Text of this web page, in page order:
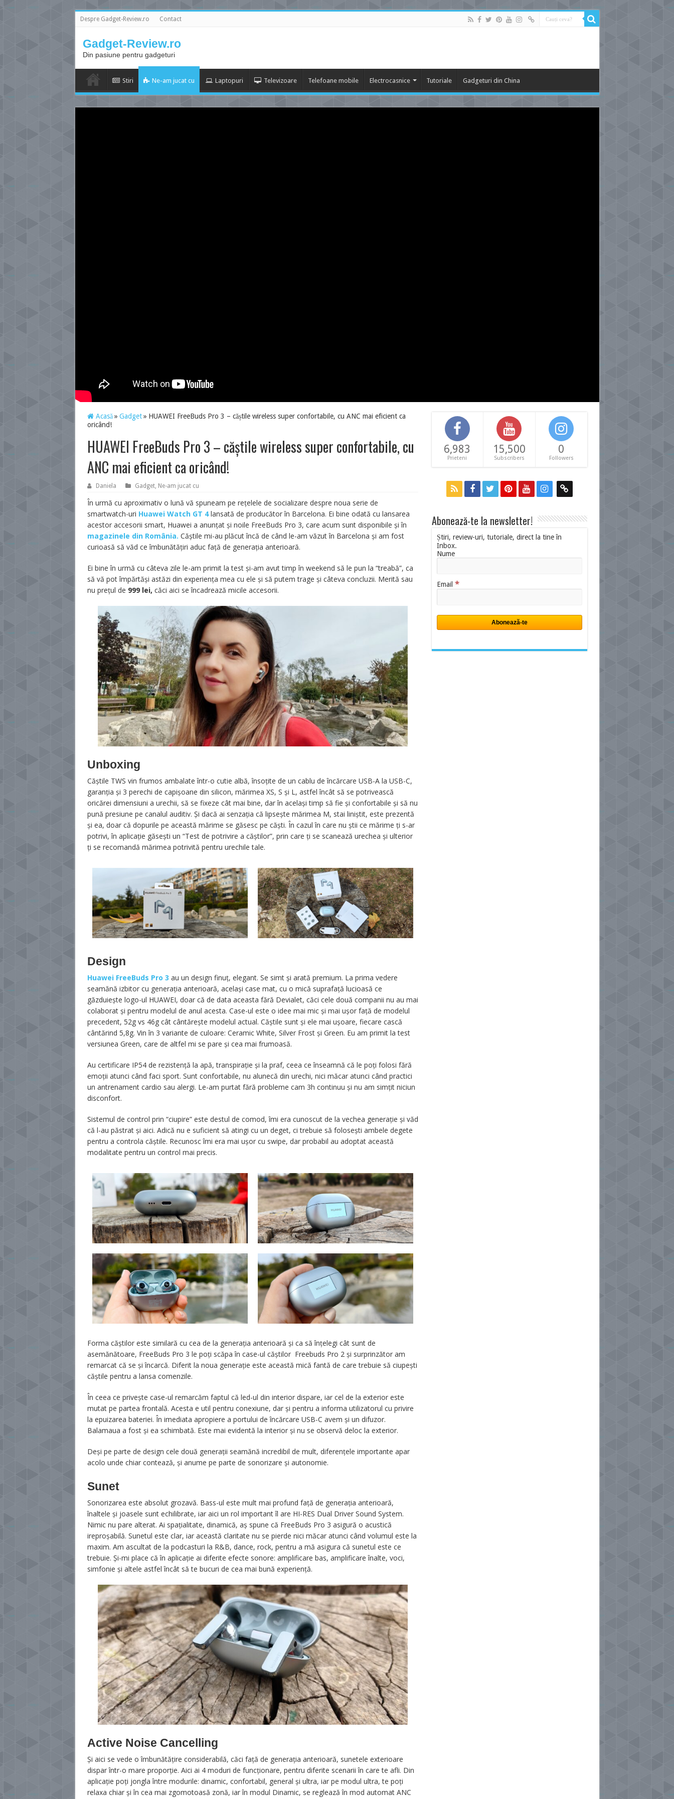
Despre Gadget-Review.ro Contact
Gadget-Review.ro
Din pasiune pentru gadgeturi
Stiri Ne-am jucat cu Laptopuri Televizoare Telefoane mobile Electrocasnice Tutoriale Gadgeturi din China
Acasă » Gadget » HUAWEI FreeBuds Pro 3 – căștile wireless super confortabile, cu ANC mai eficient ca
oricând!
HUAWEI FreeBuds Pro 3 – căștile wireless super confortabile, cu
ANC mai eficient ca oricând!
Daniela Gadget, Ne-am jucat cu
În urmă cu aproximativ o lună vă spuneam pe rețelele de socializare despre noua serie de
smartwatch-uri Huawei Watch GT 4lansată de producător în Barcelona. Ei bine odată cu lansarea
acestor accesorii smart, Huawei a anunțat și noile FreeBuds Pro 3, care acum sunt disponibile și în
magazinele din România. Căștile mi-au plăcut încă de când le-am văzut în Barcelona și am fost
curioasă să văd ce îmbunătățiri aduc față de generația anterioară.
Ei bine în urmă cu câteva zile le-am primit la test și-am avut timp în weekend să le pun la “treabă”, ca
să vă pot împărtăși astăzi din experiența mea cu ele și să putem trage și câteva concluzii. Merită sau
nu prețul de 999 lei, căci aici se încadrează micile accesorii.
Unboxing
Căștile TWS vin frumos ambalate într-o cutie albă, însoțite de un cablu de încărcare USB-A la USB-C,
garanția și 3 perechi de capișoane din silicon, mărimea XS, S și L, astfel încât să se potrivească
oricărei dimensiuni a urechii, să se fixeze cât mai bine, dar în același timp să fie și confortabile și să nu
pună presiune pe canalul auditiv. Și dacă ai senzația că lipsește mărimea M, stai liniștit, este prezentă
și ea, doar că dopurile pe această mărime se găsesc pe căști. În cazul în care nu știi ce mărime ți s-ar
potrivi, în aplicație găsești un “Test de potrivire a căștilor”, prin care ți se scanează urechea și ulterior
ți se recomandă mărimea potrivită pentru urechile tale.
Design
Huawei FreeBuds Pro 3 au un design finuț, elegant. Se simt și arată premium. La prima vedere
seamănă izbitor cu generația anterioară, același case mat, cu o mică suprafață lucioasă ce
găzduiește logo-ul HUAWEI, doar că de data aceasta fără Devialet, căci cele două companii nu au mai
colaborat și pentru modelul de anul acesta. Case-ul este o idee mai mic și mai ușor față de modelul
precedent, 52g vs 46g cât cântărește modelul actual. Căștile sunt și ele mai ușoare, fiecare cască
cântărind 5,8g. Vin în 3 variante de culoare: Ceramic White, Silver Frost și Green. Eu am primit la test
versiunea Green, care de altfel mi se pare și cea mai frumoasă.
Au certificare IP54 de rezistență la apă, transpirație și la praf, ceea ce înseamnă că le poți folosi fără
emoții atunci când faci sport. Sunt confortabile, nu alunecă din urechi, nici măcar atunci când practici
un antrenament cardio sau alergi. Le-am purtat fără probleme cam 3h continuu și nu am simțit niciun
disconfort.
Sistemul de control prin “ciupire” este destul de comod, îmi era cunoscut de la vechea generație și văd
că l-au păstrat și aici. Adică nu e suficient să atingi cu un deget, ci trebuie să folosești ambele degete
pentru a controla căștile. Recunosc îmi era mai ușor cu swipe, dar probabil au adoptat această
modalitate pentru un control mai precis.
Forma căștilor este similară cu cea de la generația anterioară și ca să înțelegi cât sunt de
asemănătoare, FreeBuds Pro 3 le poți scăpa în case-ul căștilor Freebuds Pro 2 și surprinzător am
remarcat că se și încarcă. Diferit la noua generație este această mică fantă de care trebuie să ciupești
căștile pentru a lansa comenzile.
În ceea ce privește case-ul remarcăm faptul că led-ul din interior dispare, iar cel de la exterior este
mutat pe partea frontală. Acesta e util pentru conexiune, dar și pentru a informa utilizatorul cu privire
la epuizarea bateriei. În imediata apropiere a portului de încărcare USB-C avem și un difuzor.
Balamaua a fost și ea schimbată. Este mai evidentă la interior și nu se observă deloc la exterior.
Deși pe parte de design cele două generații seamănă incredibil de mult, diferențele importante apar
acolo unde chiar contează, și anume pe parte de sonorizare și autonomie.
Sunet
Sonorizarea este absolut grozavă. Bass-ul este mult mai profund față de generația anterioară,
înaltele și joasele sunt echilibrate, iar aici un rol important îl are HI-RES Dual Driver Sound System.
Nimic nu pare alterat. Ai spațialitate, dinamică, aș spune că FreeBuds Pro 3 asigură o acustică
ireproșabilă. Sunetul este clar, iar această claritate nu se pierde nici măcar atunci când volumul este la
maxim. Am ascultat de la podcasturi la R&B, dance, rock, pentru a mă asigura că sunetul este ce
trebuie. Și-mi place că în aplicație ai diferite efecte sonore: amplificare bas, amplificare înalte, voci,
simfonie și altele astfel încât să te bucuri de cea mai bună experiență.
Active Noise Cancelling
Și aici se vede o îmbunătățire considerabilă, căci față de generația anterioară, sunetele exterioare
dispar într-o mare proporție. Aici ai 4 moduri de funcționare, pentru diferite scenarii în care te afli. Din
aplicație poți jongla între modurile: dinamic, confortabil, general și ultra, iar pe modul ultra, te poți
relaxa chiar și în cea mai zgomotoasă zonă, iar în modul Dinamic, se reglează în mod automat ANC
6,983
Prieteni
15,500
Subscribers
0
Followers
Abonează-te la newsletter!
Știri, review-uri, tutoriale, direct la tine în
Inbox.
Nume
Email *